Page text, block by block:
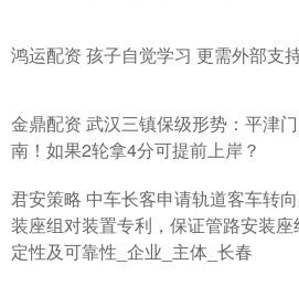
鸿运配资 孩子自觉学习 更需外部支
金鼎配资 武汉三镇保级形势：平津
南！如果2轮拿4分可提前上岸？
君安策略 中车长客申请轨道客车转
装座组对装置专利，保证管路安装
定性及可靠性_企业_主体_长春